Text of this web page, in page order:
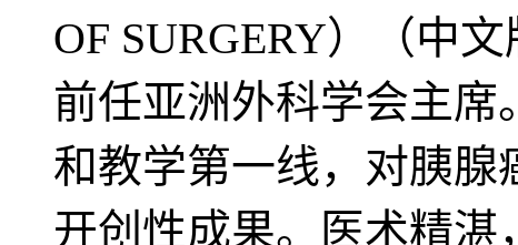
OF SURGERY）（中
前任亚洲外科学会主席
和教学第一线，对胰腺
开创性成果。医术精